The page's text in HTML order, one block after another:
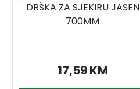
DRŠKA ZA SJEKIRU JASEN
700MM
17,59 KM